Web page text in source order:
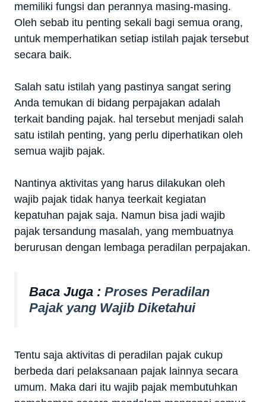
memiliki fungsi dan perannya masing-masing.
Oleh sebab itu penting sekali bagi semua orang,
untuk memperhatikan setiap istilah pajak tersebut
secara baik.
Salah satu istilah yang pastinya sangat sering
Anda temukan di bidang perpajakan adalah
terkait banding pajak. hal tersebut menjadi salah
satu istilah penting, yang perlu diperhatikan oleh
semua wajib pajak.
Nantinya aktivitas yang harus dilakukan oleh
wajib pajak tidak hanya teerkait kegiatan
kepatuhan pajak saja. Namun bisa jadi wajib
pajak tersandung masalah, yang membuatnya
berurusan dengan lembaga peradilan perpajakan.
Baca Juga : Proses Peradilan
Pajak yang Wajib Diketahui
Tentu saja aktivitas di peradilan pajak cukup
berbeda dari pelaksanaan pajak lainnya secara
umum. Maka dari itu wajib pajak membutuhkan